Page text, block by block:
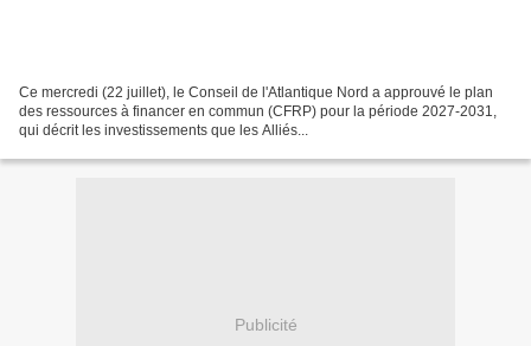
Ce mercredi (22 juillet), le Conseil de l'Atlantique Nord a approuvé le plan
des ressources à financer en commun (CFRP) pour la période 2027-2031,
qui décrit les investissements que les Alliés...
Publicité